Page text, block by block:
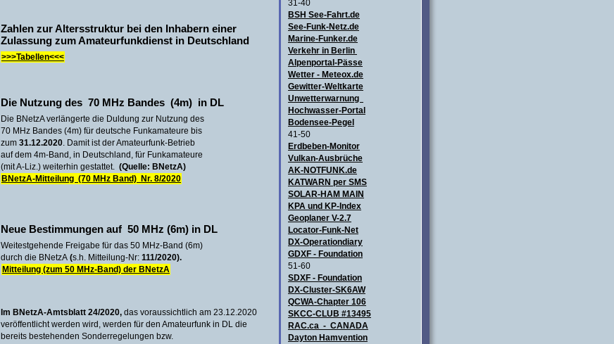
31-40
BSH See-Fahrt.de
See-Funk-Netz.de
Marine-Funker.de
Verkehr in Berlin
Alpenportal-Pässe
Wetter - Meteox.de
Gewitter-Weltkarte
Unwetterwarnung
Hochwasser-Portal
Bodensee-Pegel
41-50
Erdbeben-Monitor
Vulkan-Ausbrüche
AK-NOTFUNK.de
KATWARN per SMS
SOLAR-HAM MAIN
KPA und KP-Index
Geoplaner V-2.7
Locator-Funk-Net
DX-Operationdiary
GDXF - Foundation
51-60
SDXF - Foundation
DX-Cluster-SK6AW
QCWA-Chapter 106
SKCC-CLUB #13495
RAC.ca - CANADA
Dayton Hamvention
Zahlen zur Altersstruktur bei den Inhabern einer
Zulassung zum Amateurfunkdienst in Deutschland
>>>Tabellen<<<
Die Nutzung des 70 MHz Bandes (4m) in DL
Die BNetzA verlängerte die Duldung zur Nutzung des
70 MHz Bandes (4m) für deutsche Funkamateure bis
zum 31.12.2020. Damit ist der Amateurfunk-Betrieb
auf dem 4m-Band, in Deutschland, für Funkamateure
(mit A-Liz.) weiterhin gestattet. (Quelle: BNetzA)
BNetzA-Mitteilung (70 MHz Band) Nr. 8/2020
Neue Bestimmungen auf 50 MHz (6m) in DL
Weitestgehende Freigabe für das 50 MHz-Band (6m)
durch die BNetzA (s.h. Mitteilung-Nr: 111/2020).
Mitteilung (zum 50 MHz-Band) der BNetzA
Im BNetzA-Amtsblatt 24/2020, das voraussichtlich am 23.12.2020
veröffentlicht werden wird, werden für den Amateurfunk in DL die
bereits bestehenden Sonderregelungen bzw.